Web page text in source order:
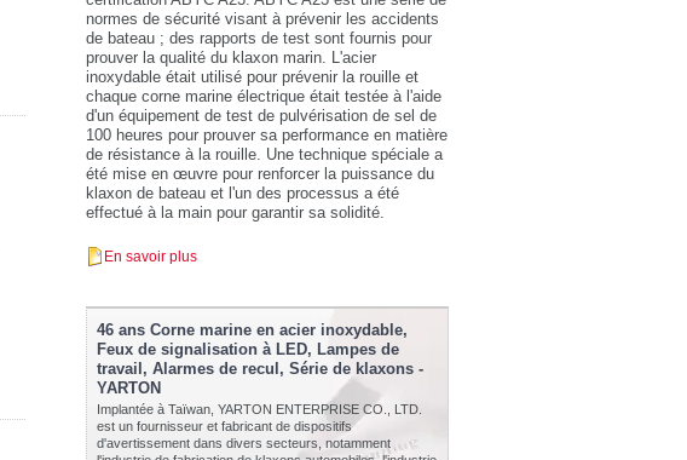
normes de sécurité visant à prévenir les accidents
de bateau ; des rapports de test sont fournis pour
prouver la qualité du klaxon marin. L'acier
inoxydable était utilisé pour prévenir la rouille et
chaque corne marine électrique était testée à l'aide
d'un équipement de test de pulvérisation de sel de
100 heures pour prouver sa performance en matière
de résistance à la rouille. Une technique spéciale a
été mise en œuvre pour renforcer la puissance du
klaxon de bateau et l'un des processus a été
effectué à la main pour garantir sa solidité.
En savoir plus
46 ans Corne marine en acier inoxydable,
Feux de signalisation à LED, Lampes de
travail, Alarmes de recul, Série de klaxons -
YARTON
Implantée à Taïwan, YARTON ENTERPRISE CO., LTD.
est un fournisseur et fabricant de dispositifs
d'avertissement dans divers secteurs, notamment